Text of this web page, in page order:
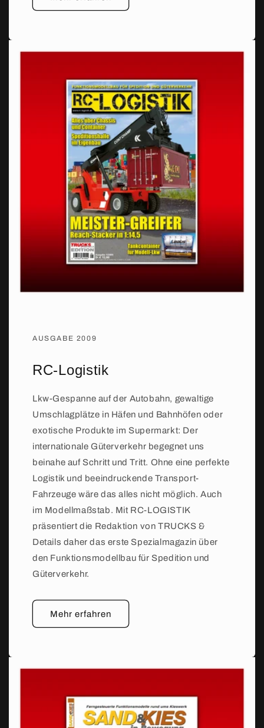
AUSGABE 2009
RC-Logistik
Lkw-Gespanne auf der Autobahn, gewaltige
Umschlagplätze in Häfen und Bahnhöfen oder
exotische Produkte im Supermarkt: Der
internationale Güterverkehr begegnet uns
beinahe auf Schritt und Tritt. Ohne eine perfekte
Logistik und beeindruckende Transport-
Fahrzeuge wäre das alles nicht möglich. Auch
im Modellmaßstab. Mit RC-LOGISTIK
präsentiert die Redaktion von TRUCKS &
Details daher das erste Spezialmagazin über
den Funktionsmodellbau für Spedition und
Güterverkehr.
Mehr erfahren